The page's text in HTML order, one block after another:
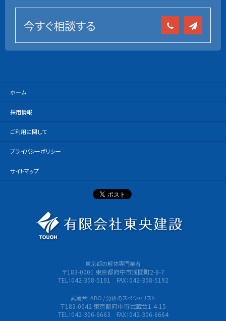
今すぐ相談する
ホーム
採用情報
ご利用に関して
プライバシーポリシー
サイトマップ
東京都の解体専門業者
〒183-0001 東京都府中市浅間町2-8-7
TEL：042-358-5191 FAX：042-358-5192
武蔵台LABO / 分析のスペシャリスト
〒183-0042 東京都府中市武蔵台1-4-15
TEL：042-306-6663 FAX：042-306-6664